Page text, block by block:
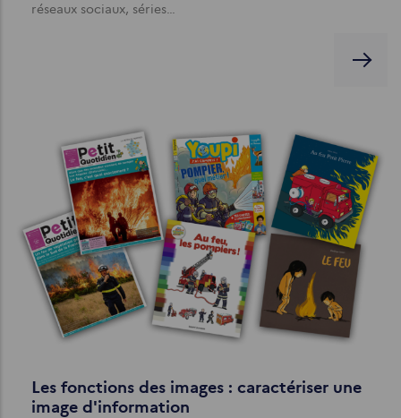
réseaux sociaux, séries…
Les fonctions des images : caractériser une
image d'information